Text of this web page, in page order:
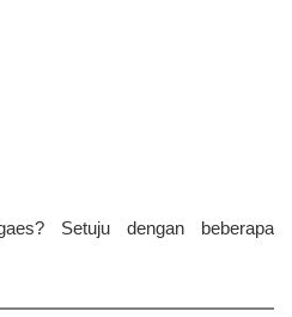
Setuju dengan beberapa